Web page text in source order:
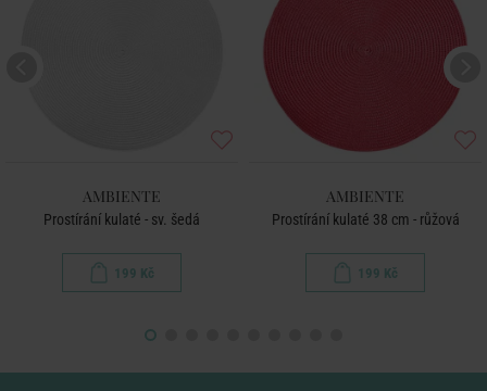
AMBIENTE
Prostírání kulaté - sv. šedá
199 Kč
AMBIENTE
Prostírání kulaté 38 cm - růžová
199 Kč